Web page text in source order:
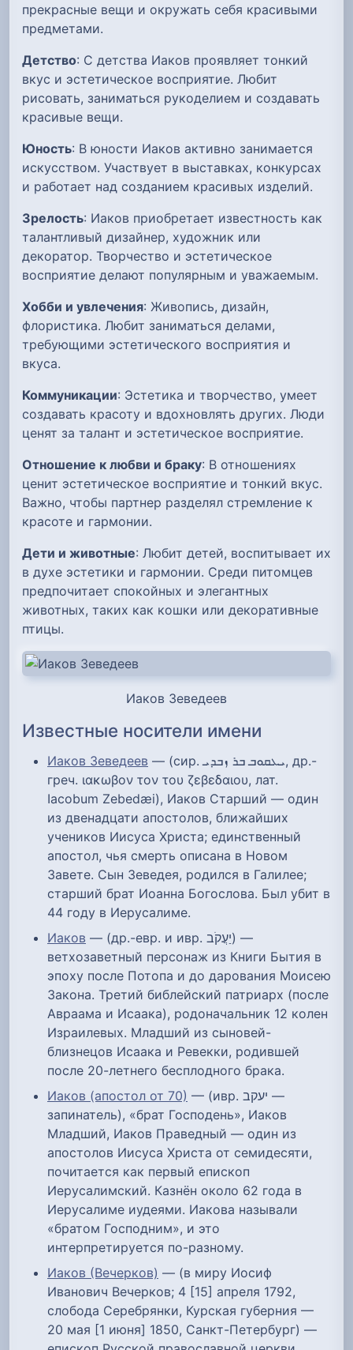
прекрасные вещи и окружать себя красивыми
предметами.
Детство: С детства Иаков проявляет тонкий
вкус и эстетическое восприятие. Любит
рисовать, заниматься рукоделием и создавать
красивые вещи.
Юность: В юности Иаков активно занимается
искусством. Участвует в выставках, конкурсах
и работает над созданием красивых изделий.
Зрелость: Иаков приобретает известность как
талантливый дизайнер, художник или
декоратор. Творчество и эстетическое
восприятие делают популярным и уважаемым.
Хобби и увлечения: Живопись, дизайн,
флористика. Любит заниматься делами,
требующими эстетического восприятия и
вкуса.
Коммуникации: Эстетика и творчество, умеет
создавать красоту и вдохновлять других. Люди
ценят за талант и эстетическое восприятие.
Отношение к любви и браку: В отношениях
ценит эстетическое восприятие и тонкий вкус.
Важно, чтобы партнер разделял стремление к
красоте и гармонии.
Дети и животные: Любит детей, воспитывает их
в духе эстетики и гармонии. Среди питомцев
предпочитает спокойных и элегантных
животных, таких как кошки или декоративные
птицы.
Иаков Зеведеев
Известные носители имени
Иаков Зеведеев — (сир. ܝܥܩܘܒ ܒܪ ܙܒܕܝ, др.-
греч. ιακωβον τον του ζεβεδαιου, лат.
Iacobum Zebedæi), Иаков Старший — один
из двенадцати апостолов, ближайших
учеников Иисуса Христа; единственный
апостол, чья смерть описана в Новом
Завете. Сын Зеведея, родился в Галилее;
старший брат Иоанна Богослова. Был убит в
44 году в Иерусалиме.
Иаков — (др.-евр. ‬и ивр. יַעֲקֹב‎) —
ветхозаветный персонаж из Книги Бытия в
эпоху после Потопа и до дарования Моисею
Закона. Третий библейский патриарх (после
Авраама и Исаака), родоначальник 12 колен
Израилевых. Младший из сыновей-
близнецов Исаака и Ревекки, родившей
после 20-летнего бесплодного брака.
Иаков (апостол от 70) — (ивр. יעקב‎ —
запинатель), «брат Господень», Иаков
Младший, Иаков Праведный — один из
апостолов Иисуса Христа от семидесяти,
почитается как первый епископ
Иерусалимский. Казнён около 62 года в
Иерусалиме иудеями. Иакова называли
«братом Господним», и это
интерпретируется по-разному.
Иаков (Вечерков) — (в миру Иосиф
Иванович Вечерков; 4 [15] апреля 1792,
слобода Серебрянки, Курская губерния —
20 мая [1 июня] 1850, Санкт-Петербург) —